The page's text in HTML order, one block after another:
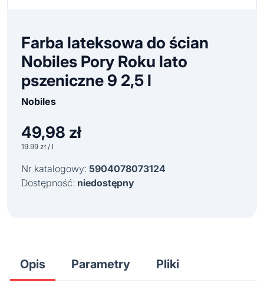
Farba lateksowa do ścian
Nobiles Pory Roku lato
pszeniczne 9 2,5 l
Nobiles
49,98 zł
19.99 zł / l
Nr katalogowy: 5904078073124
Dostępność: niedostępny
Opis Parametry Pliki